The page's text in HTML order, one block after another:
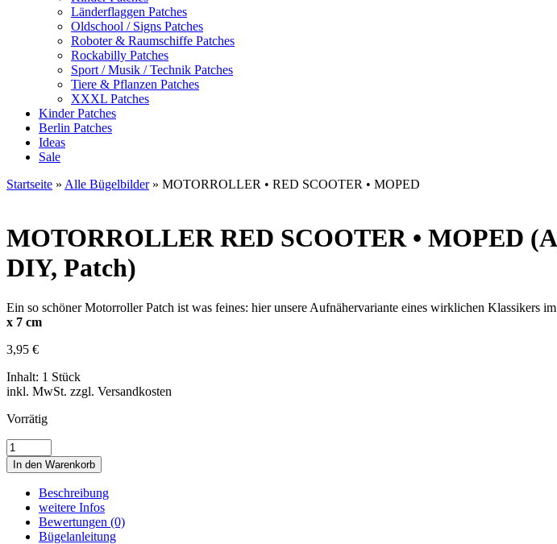
Länderflaggen Patches
Oldschool / Signs Patches
Roboter & Raumschiffe Patches
Rockabilly Patches
Sport / Musik / Technik Patches
Tiere & Pflanzen Patches
XXXL Patches
Kinder Patches
Berlin Patches
Ideas
Sale
Startseite » Alle Bügelbilder» MOTORROLLER • RED SCOOTER • MOPED
MOTORROLLERRED SCOOTER • MOPED
DIY, Patch)
Ein so schöner Motorroller Patch ist was feines: hier unsere Aufnähervariante eines wirklichen Klassikers
x 7 cm
3,95 €
Inhalt: 1 Stück
inkl. MwSt. zzgl. Versandkosten
Vorrätig
MOTORROLLER
•
RED
SCOOTER
MOPED
Menge
In den Warenkorb
Beschreibung
weitere Infos
Bewertungen (0)
Bügelanleitung